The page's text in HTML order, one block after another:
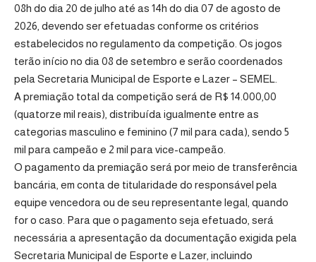
08h do dia 20 de julho até as 14h do dia 07 de agosto de
2026, devendo ser efetuadas conforme os critérios
estabelecidos no regulamento da competição. Os jogos
terão início no dia 08 de setembro e serão coordenados
pela Secretaria Municipal de Esporte e Lazer – SEMEL.
A premiação total da competição será de R$ 14.000,00
(quatorze mil reais), distribuída igualmente entre as
categorias masculino e feminino (7 mil para cada), sendo 5
mil para campeão e 2 mil para vice-campeão.
O pagamento da premiação será por meio de transferência
bancária, em conta de titularidade do responsável pela
equipe vencedora ou de seu representante legal, quando
for o caso. Para que o pagamento seja efetuado, será
necessária a apresentação da documentação exigida pela
Secretaria Municipal de Esporte e Lazer, incluindo